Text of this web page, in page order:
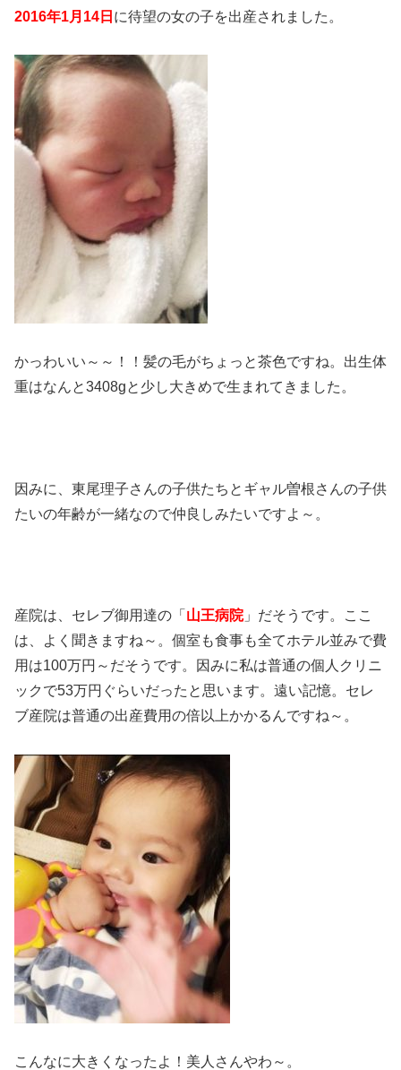
2016年1月14日 に待望の女の子を出産されました。
かっわいい～～！！髪の毛がちょっと茶色ですね。出生体
重はなんと3408gと少し大きめで生まれてきました。
因みに、東尾理子さんの子供たちとギャル曽根さんの子供
たいの年齢が一緒なので仲良しみたいですよ～。
産院は、セレブ御用達の「 山王病院」だそうです。ここ
は、よく聞きますね～。個室も食事も全てホテル並みで費
用は100万円～だそうです。因みに私は普通の個人クリニ
ックで53万円ぐらいだったと思います。遠い記憶。セレ
ブ産院は普通の出産費用の倍以上かかるんですね～。
こんなに大きくなったよ！美人さんやわ～。